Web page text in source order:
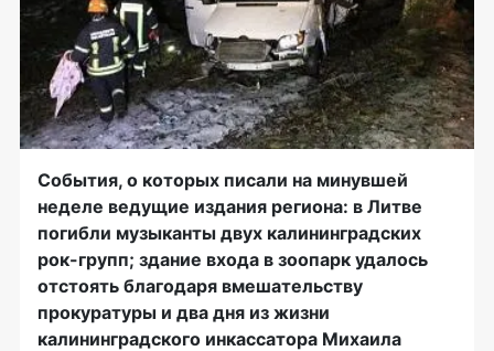
События, о которых писали на минувшей
неделе ведущие издания региона: в Литве
погибли музыканты двух калининградских
рок-групп; здание входа в зоопарк удалось
отстоять благодаря вмешательству
прокуратуры и два дня из жизни
калининградского инкассатора Михаила